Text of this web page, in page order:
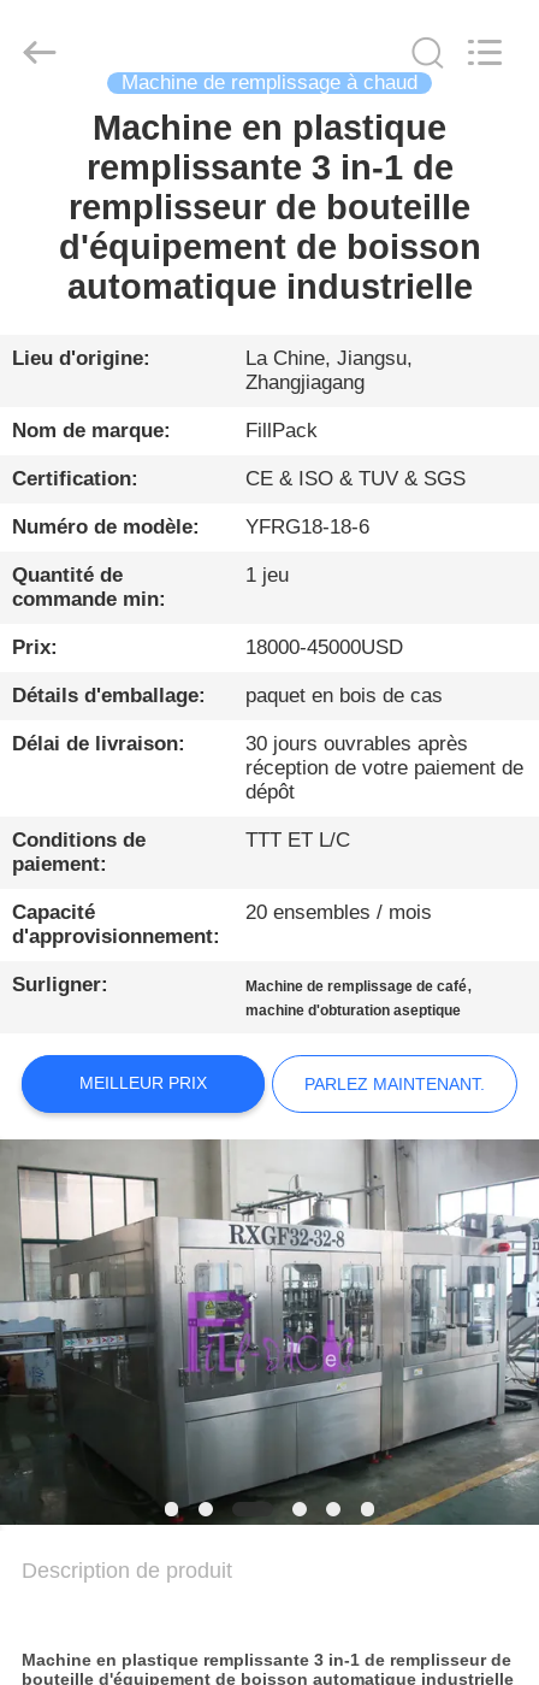
MAISON
PRODUITS
DE
VISITE
D'USINE
CONTRÔLE
CONTACTEZ-
NOUVELLES
PARLEZ
MAINTENANT.
PLAN
DU
SITE
POLITIQUE
DE
CONFIDENTIALITÉ
PACK
Machinery
Machine de remplissage à chaud
Machine en plastique
remplissante 3 in-1 de
remplisseur de bouteille
d'équipement de boisson
automatique industrielle
Lieu d'origine:
La Chine, Jiangsu,
Zhangjiagang
Nom de marque: FillPack
Certification: CE & ISO & TUV & SGS
Numéro de modèle: YFRG18-18-6
Quantité de
commande min:
1 jeu
Prix: 18000-45000USD
Détails d'emballage: paquet en bois de cas
Délai de livraison:
30 jours ouvrables après
réception de votre paiement de
dépôt
Conditions de
paiement:
TTT ET L/C
Capacité
d'approvisionnement:
20 ensembles / mois
Surligner: Machine de remplissage de café,
machine d'obturation aseptique
MEILLEUR PRIX PARLEZ MAINTENANT.
Description de produit
Machine en plastique remplissante 3 in-1 de remplisseur de
bouteille d'équipement de boisson automatique industrielle